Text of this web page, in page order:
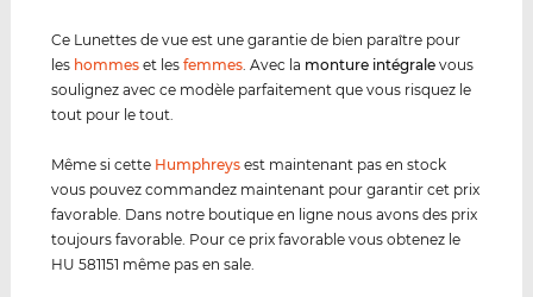
Ce Lunettes de vue est une garantie de bien paraître pour
les hommes et lesfemmes . Avec la monture intégrale vous
soulignez avec ce modèle parfaitement que vous risquez le
tout pour le tout.
Même si cette Humphreys est maintenant pas en stock
vous pouvez commandez maintenant pour garantir cet prix
favorable. Dans notre boutique en ligne nous avons des prix
toujours favorable. Pour ce prix favorable vous obtenez le
HU 581151 même pas en sale.